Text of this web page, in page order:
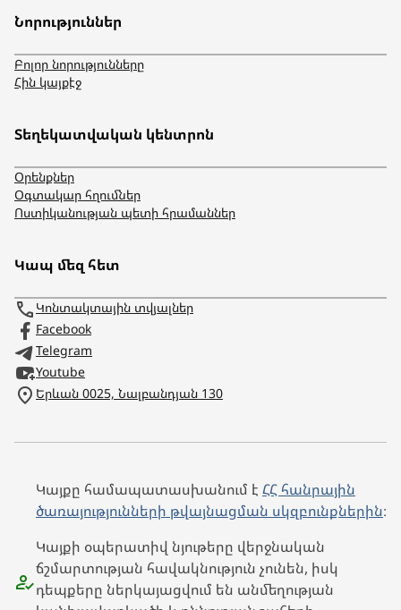
Նորություններ
Բոլոր նորությունները
Հին կայքէջ
Տեղեկատվական կենտրոն
Օրենքներ
Օգտակար հղումներ
Ոստիկանության պետի հրամաններ
Կապ մեզ հետ
Կոնտակտային տվյալներ
Facebook
Telegram
Youtube
Երևան 0025, Նալբանդյան 130
Կայքը համապատասխանում է ՀՀ հանրային
ծառայությունների թվայնացման սկզբունքներին։
Կայքի օպերատիվ նյութերը վերջնական
ճշմարտության հավակնություն չունեն, իսկ
դեպքերը ներկայացվում են անմեղության